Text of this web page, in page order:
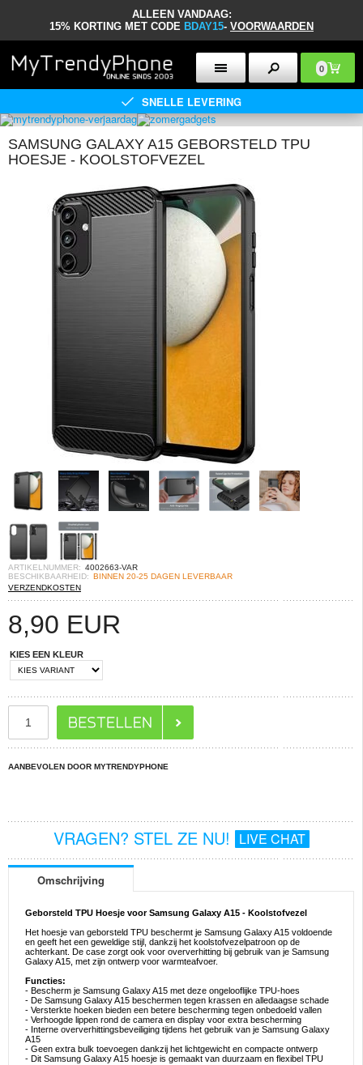
ALLEEN VANDAAG:
15% KORTING MET CODE BDAY15- VOORWAARDEN
0
SNELLE LEVERING
SAMSUNG GALAXY A15 GEBORSTELD TPU
HOESJE - KOOLSTOFVEZEL
ARTIKELNUMMER: 4002663-VAR
BESCHIKBAARHEID: BINNEN 20-25 DAGEN LEVERBAAR
VERZENDKOSTEN
8,90 EUR
KIES EEN KLEUR
AANBEVOLEN DOOR MYTRENDYPHONE
VRAGEN? STEL ZE NU! LIVE CHAT
Omschrijving
Geborsteld TPU Hoesje voor Samsung Galaxy A15 - Koolstofvezel
Het hoesje van geborsteld TPU beschermt je Samsung Galaxy A15 voldoende
en geeft het een geweldige stijl, dankzij het koolstofvezelpatroon op de
achterkant. De case zorgt ook voor oververhitting bij gebruik van je Samsung
Galaxy A15, met zijn ontwerp voor warmteafvoer.
Functies:
- Bescherm je Samsung Galaxy A15 met deze ongelooflijke TPU-hoes
- De Samsung Galaxy A15 beschermen tegen krassen en alledaagse schade
- Versterkte hoeken bieden een betere bescherming tegen onbedoeld vallen
- Verhoogde lippen rond de camera en display voor extra bescherming
- Interne oververhittingsbeveiliging tijdens het gebruik van je Samsung Galaxy
A15
- Geen extra bulk toevoegen dankzij het lichtgewicht en compacte ontwerp
- Dit Samsung Galaxy A15 hoesje is gemaakt van duurzaam en flexibel TPU